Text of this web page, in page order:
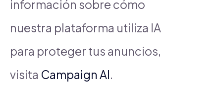
información sobre cómo
nuestra plataforma utiliza IA
para proteger tus anuncios,
visita Campaign AI.